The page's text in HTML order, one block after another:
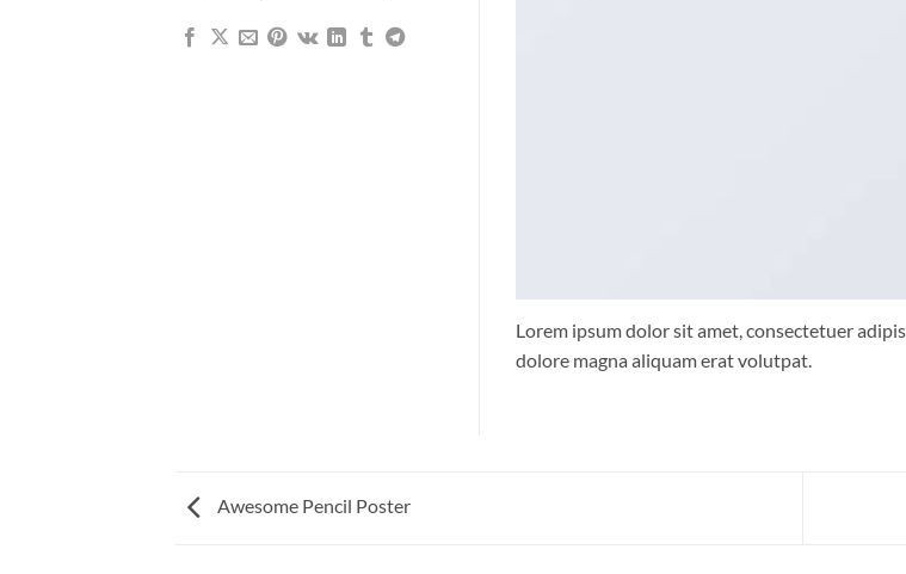
Lorem ipsum dolor sit amet, consectetuer
dolore magna aliquam erat volutpat.
Awesome Pencil Poster